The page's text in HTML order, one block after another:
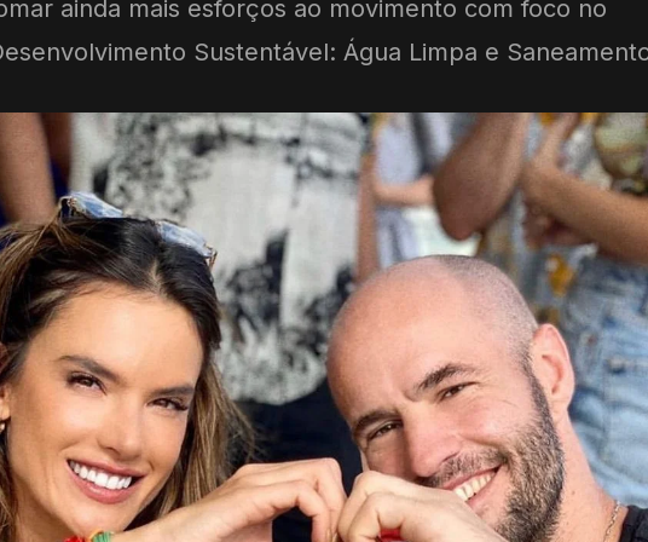
ainda mais esforços ao movimento com foco no
Sustentável: Água Limpa e